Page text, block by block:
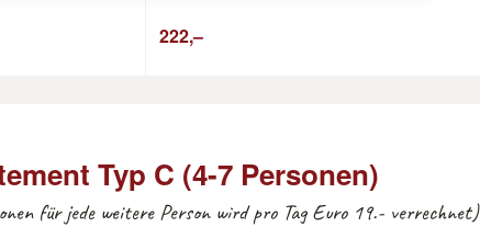
222,–
Typ C (4-7 Personen)
für jede weitere Person wird pro Tag Euro 19.- verrechnet)